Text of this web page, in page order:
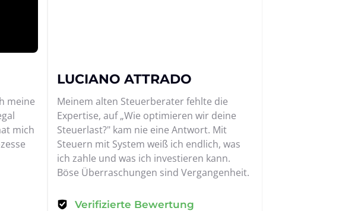
meine
mich
LUCIANO ATTRADO
Meinem alten Steuerberater fehlte die
Expertise, auf „Wie optimieren wir deine
Steuerlast?" kam nie eine Antwort. Mit
Steuern mit System weiß ich endlich, was
ich zahle und was ich investieren kann.
Böse Überraschungen sind Vergangenheit.
Verifizierte Bewertung